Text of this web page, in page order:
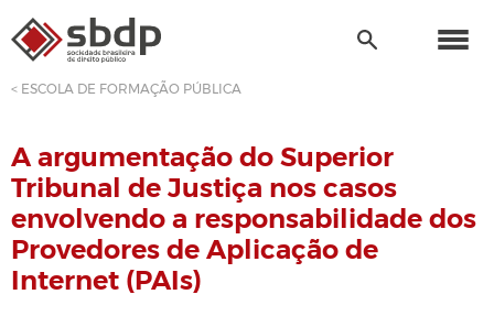
< ESCOLA DE FORMAÇÃO PÚBLICA
A argumentação do Superior
Tribunal de Justiça nos casos
envolvendo a responsabilidade dos
Provedores de Aplicação de
Internet (PAIs)